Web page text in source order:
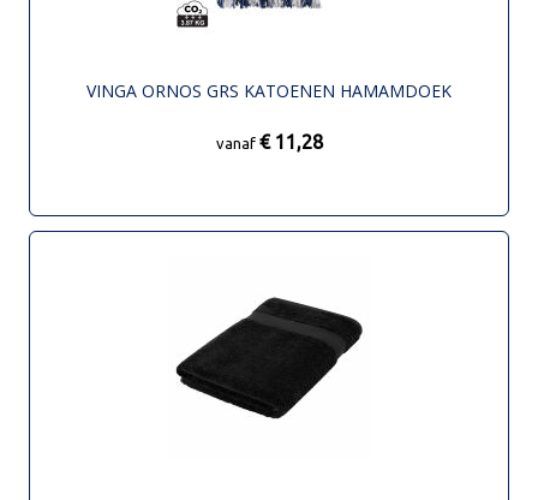
VINGA ORNOS GRS KATOENEN HAMAMDOEK
vanaf € 11,28